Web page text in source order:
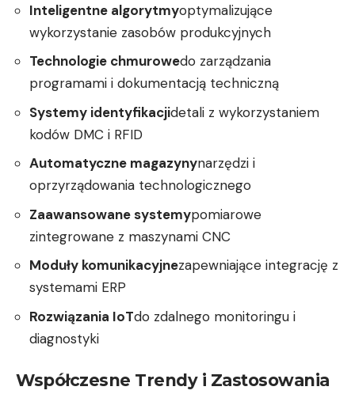
Inteligentne algorytmyoptymalizujące
wykorzystanie zasobów produkcyjnych
Technologie chmurowedo zarządzania
programami i dokumentacją techniczną
Systemy identyfikacjidetali z wykorzystaniem
kodów DMC i RFID
Automatyczne magazynynarzędzi i
oprzyrządowania technologicznego
Zaawansowane systemypomiarowe
zintegrowane z maszynami CNC
Moduły komunikacyjnezapewniające integrację z
systemami ERP
Rozwiązania IoTdo zdalnego monitoringu i
diagnostyki
Współczesne Trendy i Zastosowania